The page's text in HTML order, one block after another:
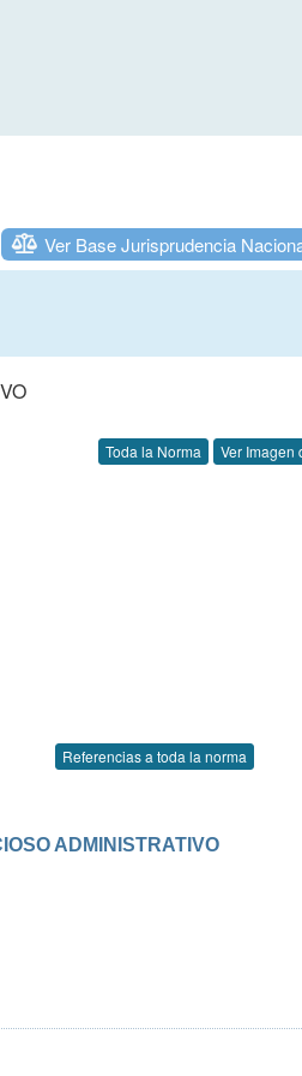
Ver Base Jurisprudencia
Toda la Norma Ver Imagen
Referencias a toda la norma
ADMINISTRATIVO